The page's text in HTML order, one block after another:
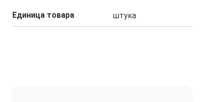
Единица товара штука